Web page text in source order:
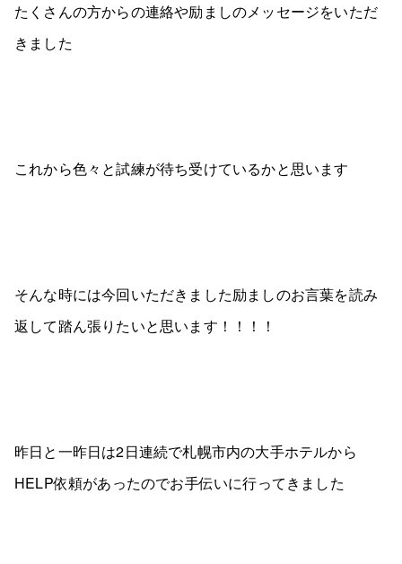
たくさんの方からの連絡や励ましのメッセージをいただ
きました
これから色々と試練が待ち受けているかと思います
そんな時には今回いただきました励ましのお言葉を読み
返して踏ん張りたいと思います！！！！
昨日と一昨日は2日連続で札幌市内の大手ホテルから
HELP依頼があったのでお手伝いに行ってきました